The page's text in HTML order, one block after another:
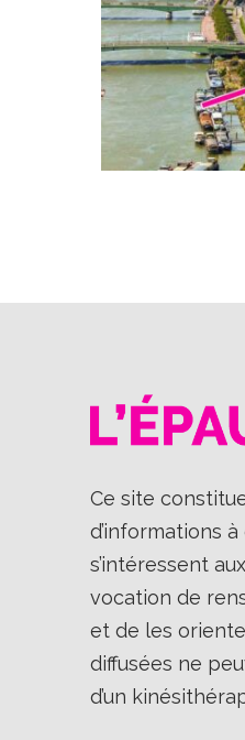
Ce site
d’informations
s’intéressent
vocation de
et de les
diffusées ne
d’un